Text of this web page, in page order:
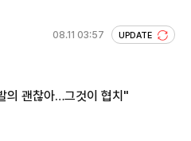
08.11 03:57 UPDATE
의 괜찮아…그것이 협치"